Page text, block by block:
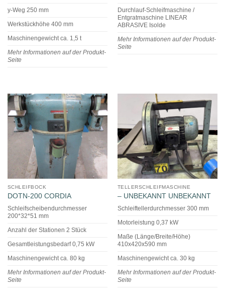
y-Weg 250 mm
Werkstückhöhe 400 mm
Maschinengewicht ca. 1,5 t
Mehr Informationen auf der Produkt-
Seite
Durchlauf-Schleifmaschine /
Entgratmaschine LINEAR
ABRASIVE Isolde
Mehr Informationen auf der Produkt-
Seite
SCHLEIFBOCK
DOTN-200 CORDIA
Schleifscheibendurchmesser
200*32*51 mm
Anzahl der Stationen 2 Stück
Gesamtleistungsbedarf 0,75 kW
Maschinengewicht ca. 80 kg
Mehr Informationen auf der Produkt-
Seite
TELLERSCHLEIFMASCHINE
– UNBEKANNT UNBEKANNT
Schleiftellerdurchmesser 300 mm
Motorleistung 0,37 kW
Maße (Länge/Breite/Höhe)
410x420x590 mm
Maschinengewicht ca. 30 kg
Mehr Informationen auf der Produkt-
Seite